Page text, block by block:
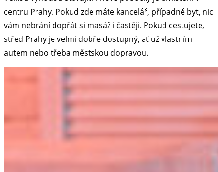
centru Prahy. Pokud zde máte kancelář, případně byt, nic
vám nebrání dopřát si masáž i častěji. Pokud cestujete,
střed Prahy je velmi dobře dostupný, ať už vlastním
autem nebo třeba městskou dopravou.